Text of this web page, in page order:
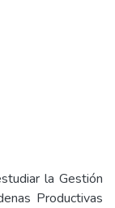
la Gestión
Productivas